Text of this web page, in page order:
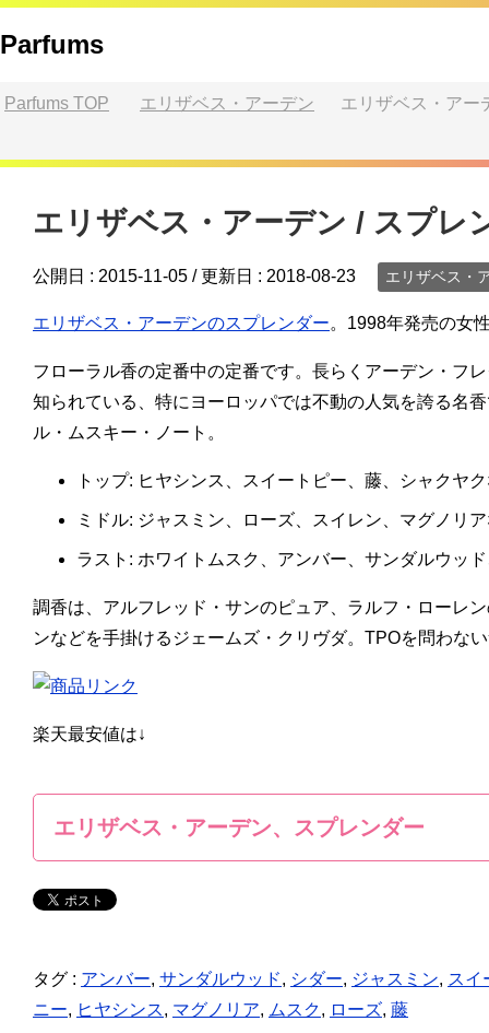
Parfums
Parfums TOP エリザベス・アーデン エリザベス・アー
エリザベス・アーデン / スプレ
公開日 : 2015-11-05 / 更新日 : 2018-08-23 エリザベス・
エリザベス・アーデンのスプレンダー。1998年発売の女
フローラル香の定番中の定番です。長らくアーデン・フ
知られている、特にヨーロッパでは不動の人気を誇る名
ル・ムスキー・ノート。
トップ: ヒヤシンス、スイートピー、藤、シャクヤ
ミドル: ジャスミン、ローズ、スイレン、マグノリ
ラスト: ホワイトムスク、アンバー、サンダルウッ
調香は、アルフレッド・サンのピュア、ラルフ・ローレ
ンなどを手掛けるジェームズ・クリヴダ。TPOを問わな
楽天最安値は↓
エリザベス・アーデン、スプレンダー
タグ : アンバー, サンダルウッド, シダー, ジャスミン, スイ
ニー, ヒヤシンス, マグノリア, ムスク, ローズ, 藤